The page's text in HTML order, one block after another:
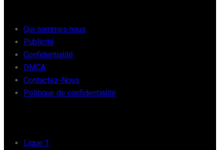
Qui sommes nous
Publicité
Confidentialité
DMCA
Contactez-Nous
Politique de confidentialité
Ligue 1